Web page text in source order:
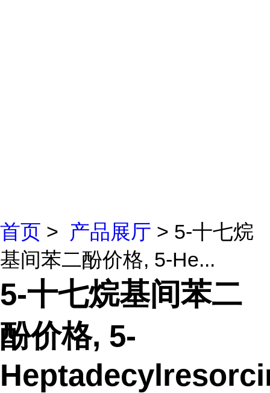
首页 > 产品展厅 > 5-十七烷
基间苯二酚价格, 5-He...
5-十七烷基间苯二
酚价格, 5-